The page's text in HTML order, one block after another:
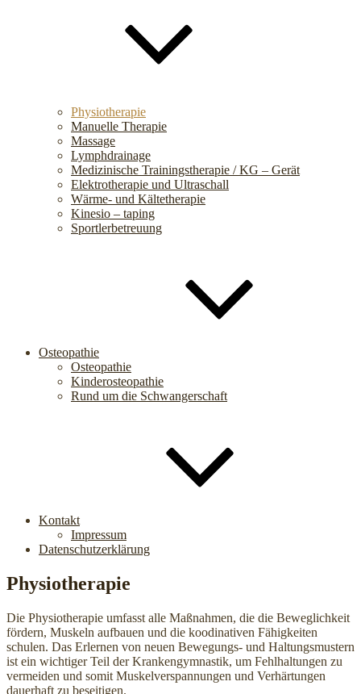
Physiotherapie
Manuelle Therapie
Massage
Lymphdrainage
Medizinische Trainingstherapie / KG – Gerät
Elektrotherapie und Ultraschall
Wärme- und Kältetherapie
Kinesio – taping
Sportlerbetreuung
Osteopathie
Osteopathie
Kinderosteopathie
Rund um die Schwangerschaft
Kontakt
Impressum
Datenschutzerklärung
Physiotherapie
Die Physiotherapie umfasst alle Maßnahmen, die die Beweglichkeit
fördern, Muskeln aufbauen und die koodinativen Fähigkeiten
schulen. Das Erlernen von neuen Bewegungs- und Haltungsmustern
ist ein wichtiger Teil der Krankengymnastik, um Fehlhaltungen zu
vermeiden und somit Muskelverspannungen und Verhärtungen
dauerhaft zu beseitigen.